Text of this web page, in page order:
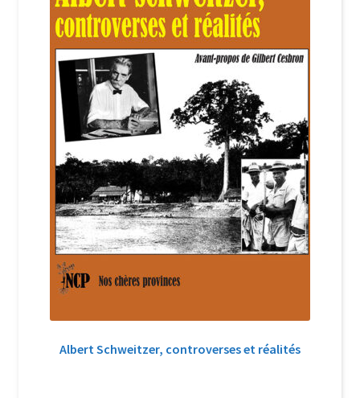
Login Customizer
Newsletter
Nous Contacter
Panier
Politique de confidentialité et cookies
Qui sommes-nous ?
Soutien à Philippe Randa
Suivi de la Commande
Albert Schweitzer, controverses et réalités